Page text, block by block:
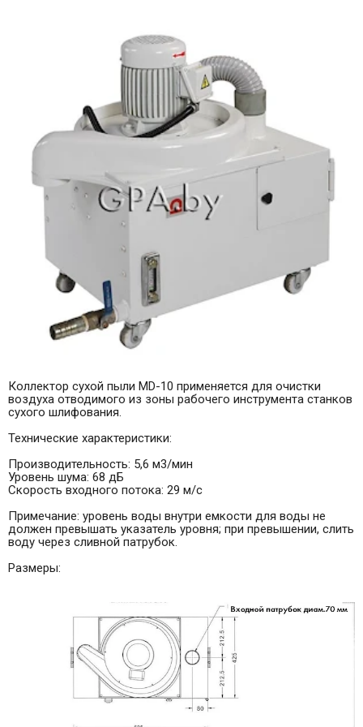
Коллектор сухой пыли MD-10 применяется для очистки
воздуха отводимого из зоны рабочего инструмента станков
сухого шлифования.
Технические характеристики:
Производительность: 5,6 м3/мин
Уровень шума: 68 дБ
Скорость входного потока: 29 м/с
Примечание: уровень воды внутри емкости для воды не
должен превышать указатель уровня; при превышении, слить
воду через сливной патрубок.
Размеры: